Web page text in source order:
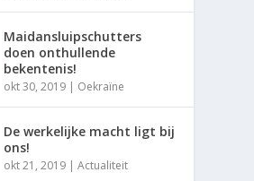
Maidansluipschutters
doen onthullende
bekentenis!
okt 30, 2019 | Oekraïne
De werkelijke macht ligt bij
ons!
okt 21, 2019 |Actualiteit